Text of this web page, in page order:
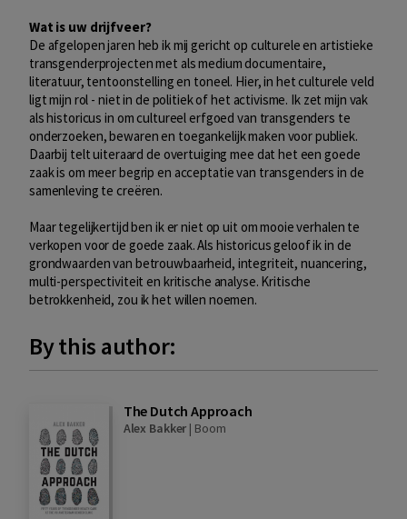
Wat is uw drijfveer?
De afgelopen jaren heb ik mij gericht op culturele en artistieke
transgenderprojecten met als medium documentaire,
literatuur, tentoonstelling en toneel. Hier, in het culturele veld
ligt mijn rol - niet in de politiek of het activisme. Ik zet mijn vak
als historicus in om cultureel erfgoed van transgenders te
onderzoeken, bewaren en toegankelijk maken voor publiek.
Daarbij telt uiteraard de overtuiging mee dat het een goede
zaak is om meer begrip en acceptatie van transgenders in de
samenleving te creëren.
Maar tegelijkertijd ben ik er niet op uit om mooie verhalen te
verkopen voor de goede zaak. Als historicus geloof ik in de
grondwaarden van betrouwbaarheid, integriteit, nuancering,
multi-perspectiviteit en kritische analyse. Kritische
betrokkenheid, zou ik het willen noemen.
By this author:
The Dutch Approach
Alex Bakker | Boom